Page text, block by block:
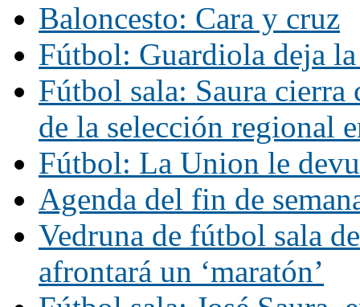
Baloncesto: Cara y cruz
Fútbol: Guardiola deja
Fútbol sala: Saura
de la selección regional
Fútbol: La Union le
Agenda del fin de
Vedruna de fútbol sala
afrontará un ‘maratón’